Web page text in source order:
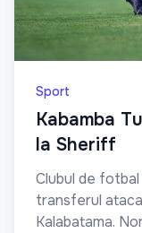
Sport
Kabamba
la Sheriff
Clubul de
transferul
Kalabatama.